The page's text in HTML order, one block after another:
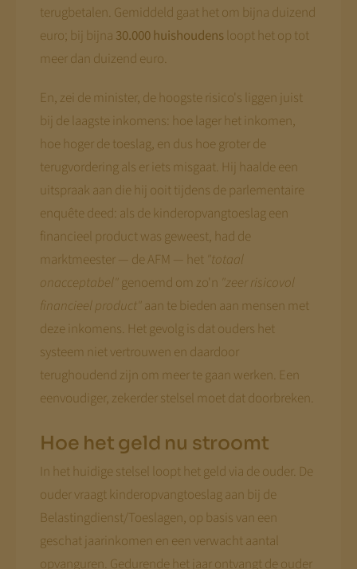
terugbetalen. Gemiddeld gaat het om bijna duizend
euro; bij bijna 30.000 huishoudensloopt het op tot
meer dan duizend euro.
En, zei de minister, de hoogste risico's liggen juist
bij de laagste inkomens: hoe lager het inkomen,
hoe hoger de toeslag, en dus hoe groter de
terugvordering als er iets misgaat. Hij haalde een
uitspraak aan die hij ooit tijdens de parlementaire
enquête deed: als de kinderopvangtoeslag een
financieel product was geweest, had de
marktmeester — de AFM — het "totaal
onacceptabel"genoemd om zo'n "zeer risicovol
financieel product"aan te bieden aan mensen met
deze inkomens. Het gevolg is dat ouders het
systeem niet vertrouwen en daardoor
terughoudend zijn om meer te gaan werken. Een
eenvoudiger, zekerder stelsel moet dat doorbreken.
Hoe het geld nu stroomt
In het huidige stelsel loopt het geld via de ouder. De
ouder vraagt kinderopvangtoeslag aan bij de
Belastingdienst/Toeslagen, op basis van een
geschat jaarinkomen en een verwacht aantal
opvanguren. Gedurende het jaar ontvangt de ouder